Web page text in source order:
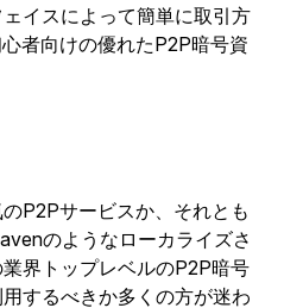
イスによって簡単に取引方
者向けの優れたP2P暗号資
P2Pサービスか、それとも
のようなローカライズさ
界トップレベルのP2P暗号
するべきか多くの方が迷わ